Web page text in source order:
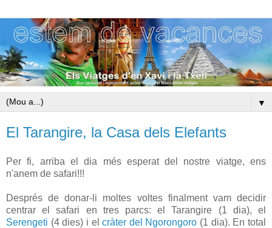
▼
El Tarangire, la Casa dels Elefants
Per fi, arriba el dia més esperat del nostre viatge, ens
n'anem de safari!!!
Després de donar-li moltes voltes finalment vam decidir
centrar el safari en tres parcs: el Tarangire (1 dia), el
Serengeti (4 dies) i elcràter del Ngorongoro (1 dia). En total